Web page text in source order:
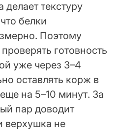
делает текстуру
белки
Поэтому
готовность
уже через 3–4
оставлять корж в
на 5–10 минут. За
пар доводит
верхушка не